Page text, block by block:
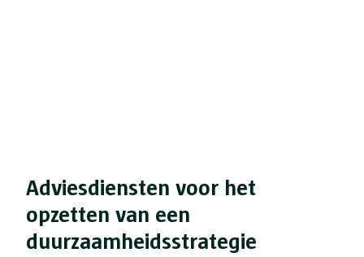
Adviesdiensten voor het
opzetten van een
duurzaamheidsstrategie